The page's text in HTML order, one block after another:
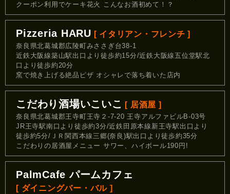
クーポン利用でケーキ花火 こんなお酒初めて！？
Pizzeria HARU [ イタリアン・フレンチ ]
奈良県北葛城郡広陵町みささぎ台38-1
近鉄大阪線築山駅出口より徒歩約15分/近鉄大阪線五位堂駅北
口より徒歩約20分
窯で焼き上げる絶品ピザ オシャレで落ち着いた店内
こだわり酒場いこいこ [ 居酒屋 ]
奈良県北葛城郡王寺町王寺２-7-20 王寺アルファビルB-03号
JR王寺駅南口より徒歩約3分/近鉄田原本線新王寺駅出口より
徒歩約5分/ＪＲ関西本線三郷(奈良)駅出口より徒歩約35分
こだわりの居酒屋メニュー サワー、ハイボール190円!
PalmCafe パームカフェ
[ ダイニングバー・バル ]